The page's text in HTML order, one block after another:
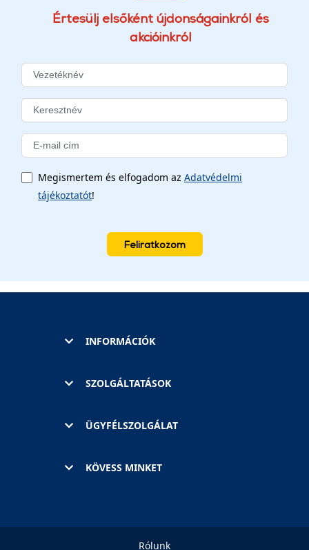
Értesülj elsőként újdonságainkról és
akcióinkról
Megismertem és elfogadom az Adatvédelmi
tájékoztatót!
Feliratkozom
INFORMÁCIÓK
SZOLGÁLTATÁSOK
ÜGYFÉLSZOLGÁLAT
KÖVESS MINKET
Rólunk